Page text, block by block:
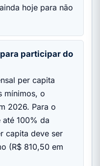
hoje para não
participar do
per capita
mínimos, o
2026. Para o
até 100% da
capita deve ser
(R$ 810,50 em